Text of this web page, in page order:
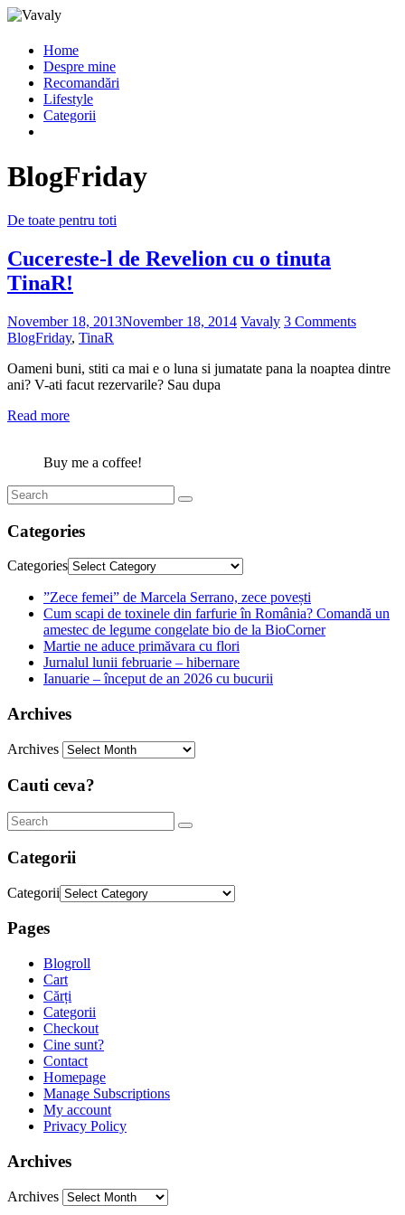
Home
Despre mine
Recomandări
Lifestyle
Categorii
BlogFriday
De toate pentru toti
Cucereste-l de Revelion cu o tinuta
TinaR!
November 18, 2013November 18, 2014 Vavaly 3 Comments
BlogFriday, TinaR
Oameni buni, stiti ca mai e o luna si jumatate pana la noaptea dintre
ani? V-ati facut rezervarile? Sau dupa
Read more
Buy me a coffee!
Categories
Categories
”Zece femei” de Marcela Serrano, zece povești
Cum scapi de toxinele din farfurie în România? Comandă un
amestec de legume congelate bio de la BioCorner
Martie ne aduce primăvara cu flori
Jurnalul lunii februarie – hibernare
Ianuarie – început de an 2026 cu bucurii
Archives
Archives
Cauti ceva?
Categorii
Categorii
Pages
Blogroll
Cart
Cărți
Categorii
Checkout
Cine sunt?
Contact
Homepage
Manage Subscriptions
My account
Privacy Policy
Archives
Archives